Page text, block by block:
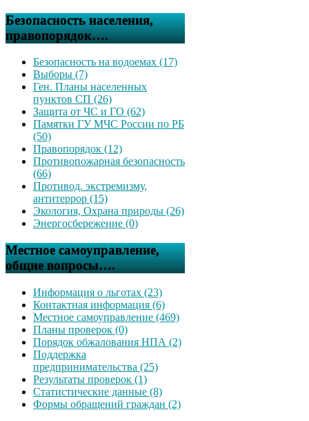
Безопасность населения,
правопорядок….
Безопасность на водоемах (17)
Выборы (7)
Ген. Планы населенных
пунктов СП (26)
Защита от ЧС и ГО (62)
Памятки ГУ МЧС России по РБ
(50)
Правопорядок (12)
Противопожарная безопасность
(66)
Противод. экстремизму,
антитеррор (15)
Экология, Охрана природы (26)
Энергосбережение (0)
Местное самоуправление,
общие вопросы….
Информация о льготах (23)
Контактная информация (6)
Местное самоуправление (469)
Планы проверок (0)
Порядок обжалования НПА (2)
Поддержка
предпринимательства (25)
Результаты проверок (1)
Статистические данные (8)
Формы обращений граждан (2)